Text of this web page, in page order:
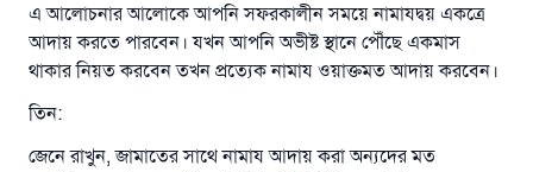
এ আলোচনার আলোকে আপনি সফরকালীন সময়ে নামাযদ্বয় একত্রে
আদায় করতে পারবেন। যখন আপনি অভীষ্ট স্থানে পৌঁছে একমাস
থাকার নিয়ত করবেন তখন প্রত্যেক নামায ওয়াক্তমত আদায় করবেন।
তিন:
জেনে রাখুন, জামাতের সাথে নামায আদায় করা অন্যদের মত